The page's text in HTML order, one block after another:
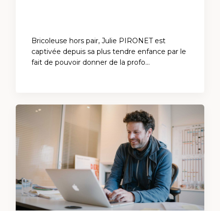
Bricoleuse hors pair, Julie PIRONET est
captivée depuis sa plus tendre enfance par le
fait de pouvoir donner de la profo…